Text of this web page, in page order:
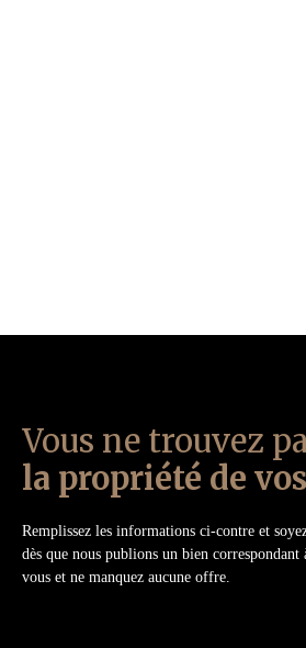
Vous ne trouvez
la propriété de
Remplissez les informations ci-contre et
dès que nous publions un bien
vous et ne manquez aucune offre.